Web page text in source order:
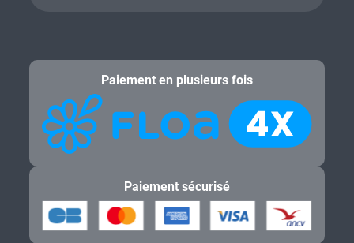
Paiement en plusieurs fois
Paiement sécurisé